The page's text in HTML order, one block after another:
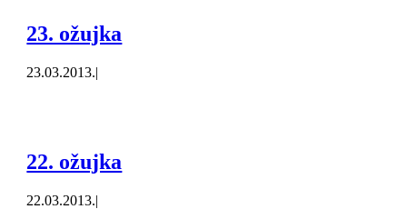
23. ožujka
23.03.2013.|
22. ožujka
22.03.2013.|